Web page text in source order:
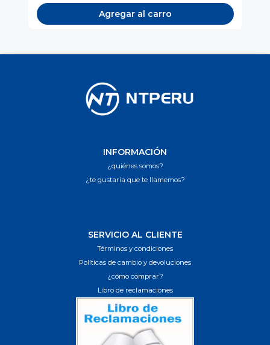
Agregar al carro
INFORMACIÓN
¿quiénes somos?
¿te gustaría que te llamemos?
SERVICIO AL CLIENTE
Términos y condiciones
Políticas de cambio y devoluciones
¿cómo comprar?
Libro de reclamaciones